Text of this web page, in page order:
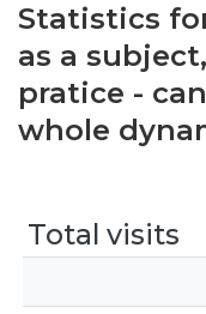
Browse repository
Entities
Statistics
as a
pratice -
whole
Total visits